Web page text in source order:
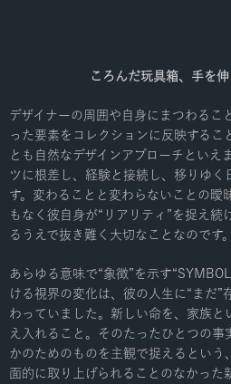
ころんだ玩具箱、手を伸
デザイナーの周囲や自身にまつわるこ
った要素をコレクションに反映するこ
とも自然なデザインアプローチといえ
ツに根差し、経験と接続し、移りゆく
す。変わることと変わらないことの曖
もなく彼自身が“リアリティ”を捉え続
るうえで抜き難く大切なことなのです。
あらゆる意味で“象徴”を示す
ける視界の変化は、彼の人生に“まだ”
わっていました。新しい命を、家族と
え入れること。そのたったひとつの事
かのためのものを主観で捉えるという
面的に取り上げられることのなかった